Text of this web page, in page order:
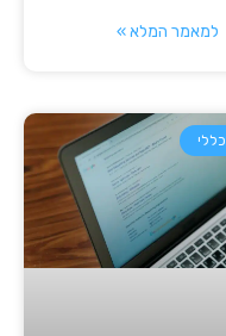
למאמר המלא »
כללי